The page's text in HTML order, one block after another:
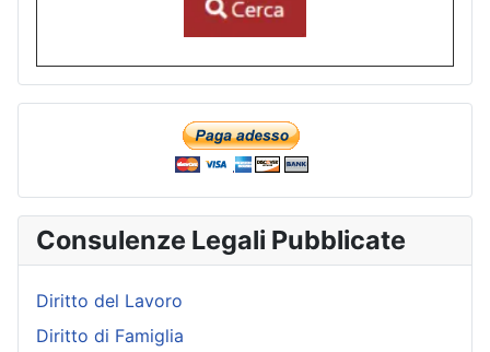
Consulenze Legali Pubblicate
Diritto del Lavoro
Diritto di Famiglia